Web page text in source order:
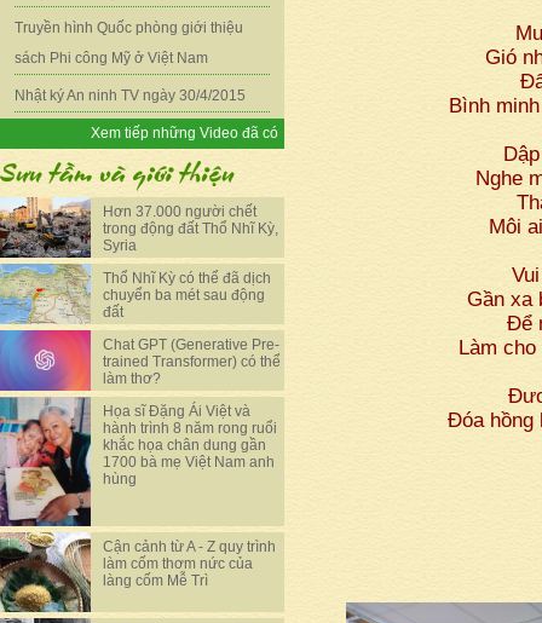
Truyền hình Quốc phòng giới thiệu
sách Phi công Mỹ ở Việt Nam
Nhật ký An ninh TV ngày 30/4/2015
Xem tiếp những Video đã có
Hơn 37.000 người chết
trong động đất Thổ Nhĩ Kỳ,
Syria
Thổ Nhĩ Kỳ có thể đã dịch
chuyển ba mét sau động
đất
Chat GPT (Generative Pre-
trained Transformer) có thể
làm thơ?
Họa sĩ Đặng Ái Việt và
hành trình 8 năm rong ruổi
khắc họa chân dung gần
1700 bà mẹ Việt Nam anh
hùng
Cận cảnh từ A - Z quy trình
làm cốm thơm nức của
làng cốm Mễ Trì
Gió
Bình
Nghe
Môi
Gần xa
Để
Làm
Đóa hồng